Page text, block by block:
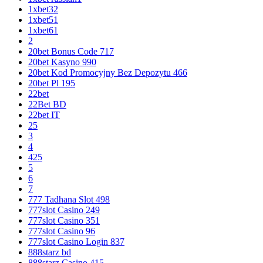
1xbet32
1xbet51
1xbet61
2
20bet Bonus Code 717
20bet Kasyno 990
20bet Kod Promocyjny Bez Depozytu 466
20bet Pl 195
22bet
22Bet BD
22bet IT
25
3
4
425
5
6
7
777 Tadhana Slot 498
777slot Casino 249
777slot Casino 351
777slot Casino 96
777slot Casino Login 837
888starz bd